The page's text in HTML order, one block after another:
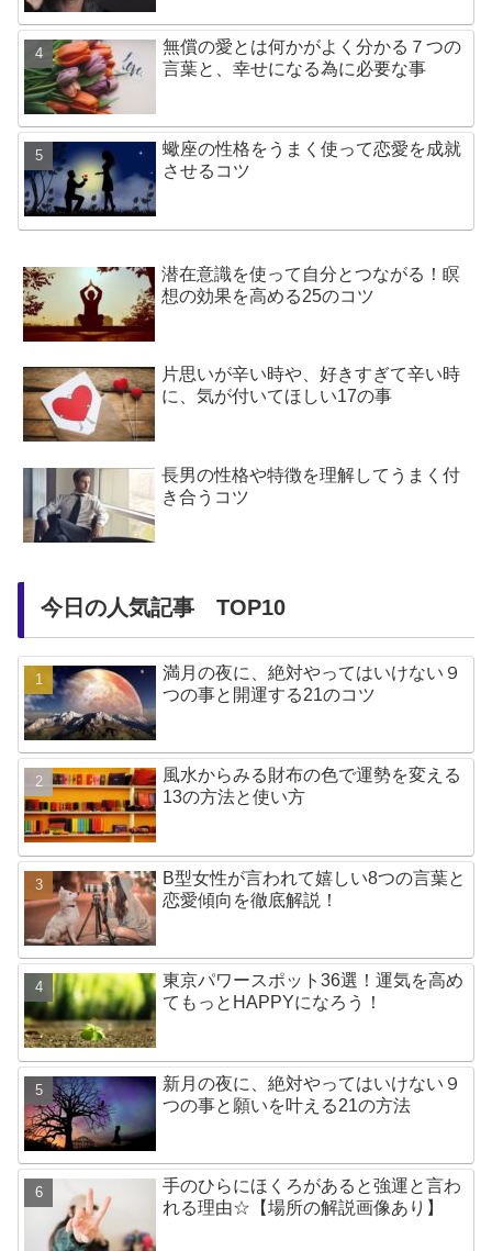
無償の愛とは何かがよく分かる７つの
言葉と、幸せになる為に必要な事
蠍座の性格をうまく使って恋愛を成就
させるコツ
潜在意識を使って自分とつながる！瞑
想の効果を高める25のコツ
片思いが辛い時や、好きすぎて辛い時
に、気が付いてほしい17の事
長男の性格や特徴を理解してうまく付
き合うコツ
今日の人気記事 TOP10
満月の夜に、絶対やってはいけない９
つの事と開運する21のコツ
風水からみる財布の色で運勢を変える
13の方法と使い方
B型女性が言われて嬉しい8つの言葉と
恋愛傾向を徹底解説！
東京パワースポット36選！運気を高め
てもっとHAPPYになろう！
新月の夜に、絶対やってはいけない９
つの事と願いを叶える21の方法
手のひらにほくろがあると強運と言わ
れる理由☆【場所の解説画像あり】